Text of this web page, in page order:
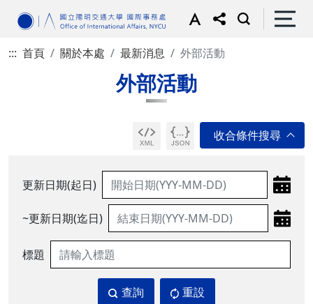
::: 首頁 關於本處 最新消息 外部活動
外部活動
更新日期(起日)
~更新日期(迄日)
標題
查詢 重設